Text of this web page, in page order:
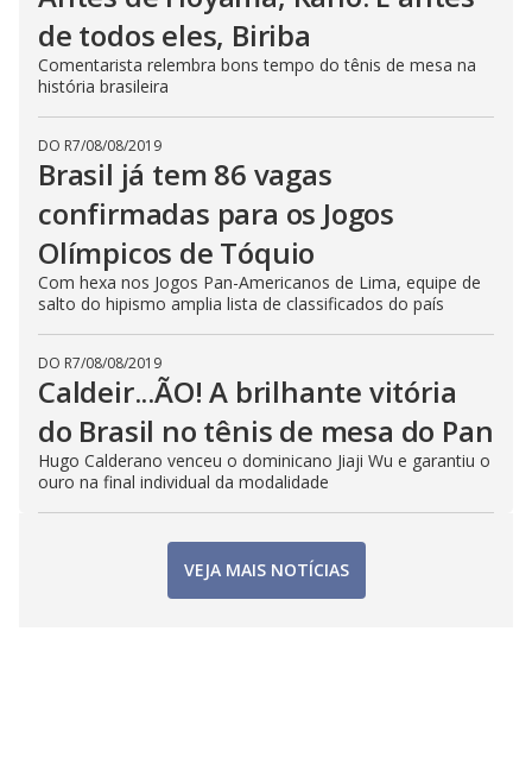
de todos eles, Biriba
Comentarista relembra bons tempo do tênis de mesa na
história brasileira
DO R7/08/08/2019
Brasil já tem 86 vagas
confirmadas para os Jogos
Olímpicos de Tóquio
Com hexa nos Jogos Pan-Americanos de Lima, equipe de
salto do hipismo amplia lista de classificados do país
DO R7/08/08/2019
Caldeir...ÃO! A brilhante vitória
do Brasil no tênis de mesa do Pan
Hugo Calderano venceu o dominicano Jiaji Wu e garantiu o
ouro na final individual da modalidade
VEJA MAIS NOTÍCIAS